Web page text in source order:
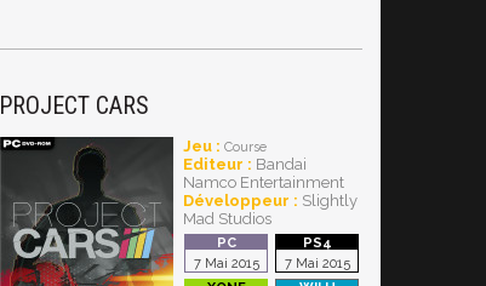
PROJECT CARS
Jeu : Course
Editeur : Bandai
Namco Entertainment
Développeur : Slightly
Mad Studios
7 Mai 2015 7 Mai 2015